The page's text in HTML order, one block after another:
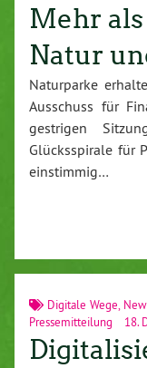
Mehr
Natur
Naturparke
Ausschuss für
gestrigen
Glücksspirale für
einstimmig…
Digitale Wege
Pressemitteilung
18.